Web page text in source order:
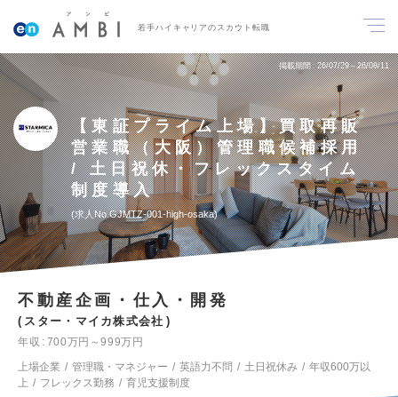
若手ハイキャリアのスカウト転職
掲載期間 26/07/29～26/08/11
【東証プライム上場】買取再販
営業職（大阪）管理職候補採用
/ 土日祝休・フレックスタイム
制度導入
求人No.GJMTZ-001-high-osaka
不動産企画・仕入・開発
スター・マイカ株式会社
年収
700万円～999万円
上場企業
管理職・マネジャー 英語力不問 土日祝休み
年収600万以
上
フレックス勤務 育児支援制度